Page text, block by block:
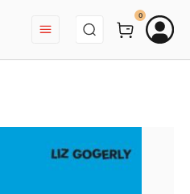
BEJELENTKEZÉS
0